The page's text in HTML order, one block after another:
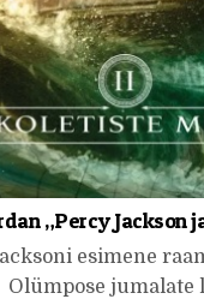
„Percy Jackson
esimene
Olümpose jumalate